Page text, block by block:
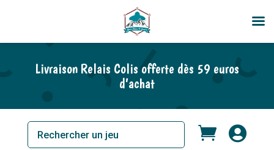
Livraison Relais Colis offerte dès 59 euros
d’achat
 